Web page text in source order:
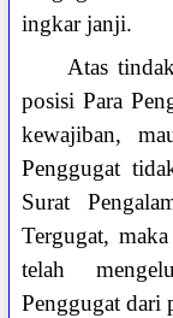
ingkar janji.
Atas
posisi Para
kewajiban,
Penggugat
Surat
Tergugat,
telah
Penggugat dari